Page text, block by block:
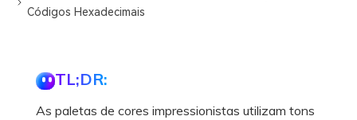
Códigos Hexadecimais
TL;DR:
As paletas de cores impressionistas utilizam tons